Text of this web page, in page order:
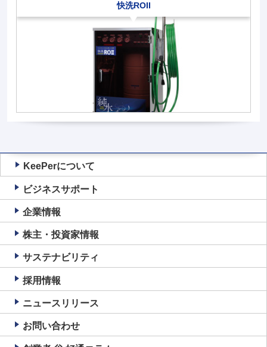
快洗ROII
KeePerについて
ビジネスサポート
企業情報
株主・投資家情報
サステナビリティ
採用情報
ニュースリリース
お問い合わせ